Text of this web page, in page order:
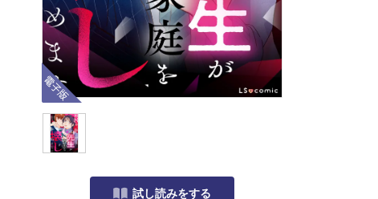
電子版
試し読みをする